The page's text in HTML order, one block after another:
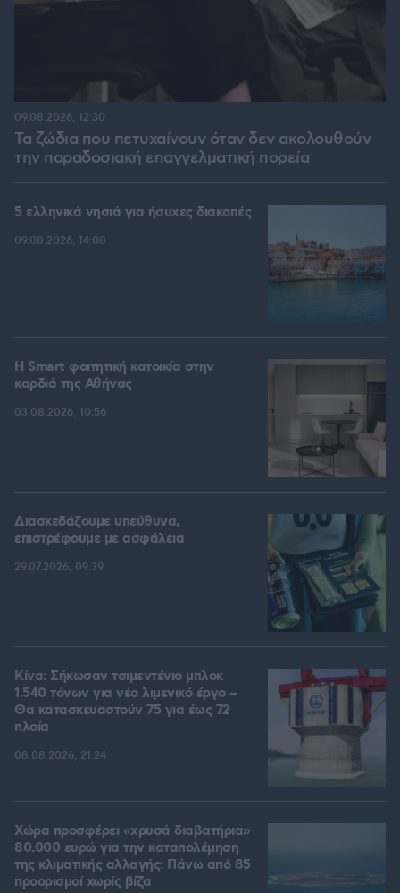
Τα ζώδια που πετυχαίνουν όταν δεν ακολουθούν
την παραδοσιακή επαγγελματική πορεία
09.08.2026, 12:30
5 ελληνικά νησιά για ήσυχες διακοπές
09.08.2026, 14:08
Η Smart φοιτητική κατοικία στην
καρδιά της Αθήνας
03.08.2026, 10:56
Διασκεδάζουμε υπεύθυνα,
επιστρέφουμε με ασφάλεια
29.07.2026, 09:39
Κίνα: Σήκωσαν τσιμεντένιο μπλοκ
1.540 τόνων για νέο λιμενικό έργο –
Θα κατασκευαστούν 75 για έως 72
πλοία
08.08.2026, 21:24
Χώρα προσφέρει «χρυσά διαβατήρια»
80.000 ευρώ για την καταπολέμηση
της κλιματικής αλλαγής: Πάνω από 85
προορισμοί χωρίς βίζα